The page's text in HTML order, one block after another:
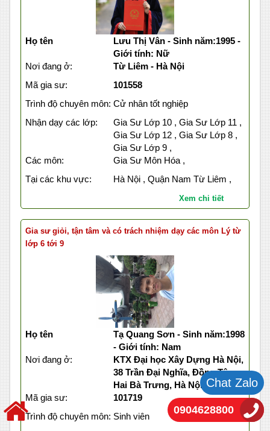
Họ tên
Lưu Thị Vân - Sinh năm:1995 -
Giới tính: Nữ
Nơi đang ở:
Từ Liêm - Hà Nội
Mã gia sư:
101558
Trình độ chuyên môn: Cử nhân tốt nghiệp
Nhận dạy các lớp:
Gia Sư Lớp 10 , Gia Sư Lớp 11 ,
Gia Sư Lớp 12 , Gia Sư Lớp 8 ,
Gia Sư Lớp 9 ,
Các môn:
Gia Sư Môn Hóa ,
Tại các khu vực:
Hà Nội , Quận Nam Từ Liêm ,
Xem chi tiết
Gia sư giỏi, tận tâm và có trách nhiệm dạy các môn Lý từ
lớp 6 tới 9
Họ tên
Tạ Quang Sơn - Sinh năm:1998
- Giới tính: Nam
Nơi đang ở:
KTX Đại học Xây Dựng Hà Nội,
38 Trần Đại Nghĩa, Đồng Tâm,
Hai Bà Trưng, Hà Nội
Mã gia sư:
101719
Trình độ chuyên môn: Sinh viên
Chat Zalo
0904628800